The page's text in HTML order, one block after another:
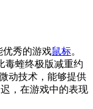
优秀的游戏鼠标。
毒蝰终极版减重约
动技术，能够提供
，在游戏中的表现